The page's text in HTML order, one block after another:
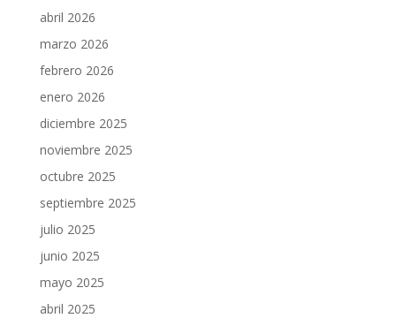
abril 2026
marzo 2026
febrero 2026
enero 2026
diciembre 2025
noviembre 2025
octubre 2025
septiembre 2025
julio 2025
junio 2025
mayo 2025
abril 2025